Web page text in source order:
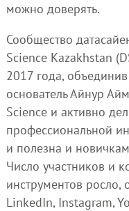
можно доверять.
Сообщество
Science Kazakhstan
2017 года,
основатель Айнур
Science и активно
профессиональной
и полезна и
Число участников и
инструментов росло,
LinkedIn, Instagram,